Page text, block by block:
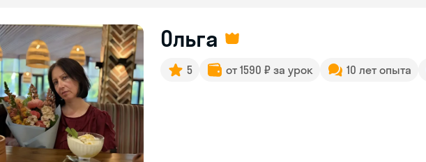
Ольга
5 от 1590 ₽ за урок 10 лет опыта